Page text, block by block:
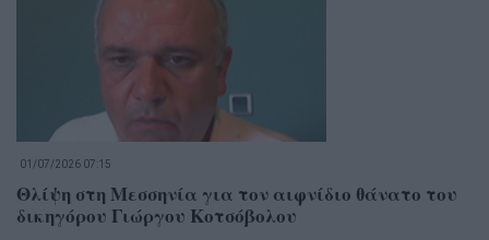
01/07/2026 07:15
Θλίψη στη Μεσσηνία για τον αιφνίδιο θάνατο του
δικηγόρου Γιώργου Κοτσόβολου